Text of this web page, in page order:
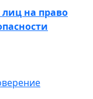
на право